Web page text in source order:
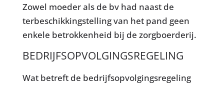
Zowel moeder als de bv had naast de
terbeschikkingstelling van het pand geen
enkele betrokkenheid bij de zorgboerderij.
BEDRIJFSOPVOLGINGSREGELING
Wat betreft de bedrijfsopvolgingsregeling